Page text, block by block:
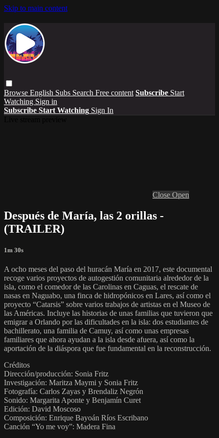
Skip to main content
Browse English Subs Search Free content Subscribe Start
Watching Sign in
Subscribe Start Watching Sign In
Close Open
Después de María, las 2 orillas -
(TRAILER)
1m 30s
A ocho meses del paso del huracán María en 2017, este documental
recoge varios proyectos de autogestión comunitaria alrededor de la
isla, como el comedor de las Carolinas en Caguas, el rescate de
nasas en Naguabo, una finca de hidropónicos en Lares, así como el
proyecto “Catarsis” sobre varios trabajos de artistas en el Museo de
las Américas. Incluye las historias de unas familias que tuvieron que
emigrar a Orlando por las dificultades en la isla: dos estudiantes de
bachillerato, una familia de Camuy, así como unas empresas
familiares que ahora ayudan a la isla desde afuera, así como la
aportación de la diáspora que fue fundamental en la reconstrucción.
Créditos
Dirección/producción: Sonia Fritz
Investigación: Maritza Maymi y Sonia Fritz
Fotografía: Carlos Zayas y Brendaliz Negrón
Sonido: Margarita Aponte y Benjamín Curet
Edición: David Moscoso
Composición: Enrique Bayoán Ríos Escribano
Canción “Yo me voy”: Madera Fina